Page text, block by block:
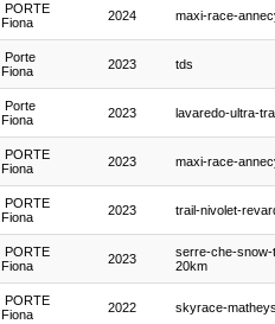
PORTE
Fiona
2024 maxi-race-
Porte
Fiona
2023 tds
Porte
Fiona
2023 lavaredo-ultra-
PORTE
Fiona
2023 maxi-race-
PORTE
Fiona
2023 trail-nivolet-
PORTE
Fiona
2023
serre-che-snow-
20km
PORTE
Fiona
2022 skyrace-